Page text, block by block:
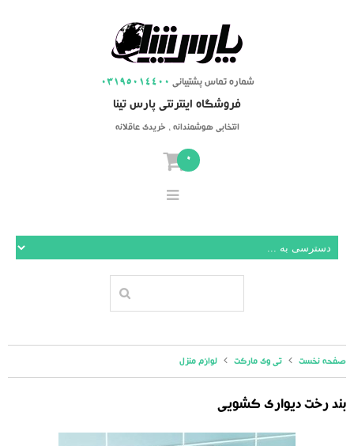
03195014400 شماره تماس پشتیبانی
فروشگاه اینترنتی پارس تینا
انتخابی هوشمندانه ، خریدی عاقلانه
0
صفحه نخست تی وی مارکت لوازم منزل
بند رخت دیواری کشویی